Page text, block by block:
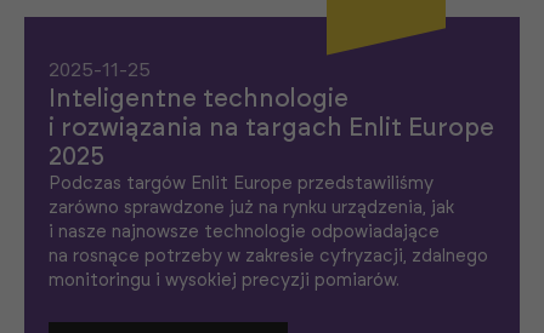
2025-11-25
Inteligentne technologie
i rozwiązania na targach Enlit Europe
2025
Podczas targów Enlit Europe przedstawiliśmy
zarówno sprawdzone już na rynku urządzenia, jak
i nasze najnowsze technologie odpowiadające
na rosnące potrzeby w zakresie cyfryzacji, zdalnego
monitoringu i wysokiej precyzji pomiarów.